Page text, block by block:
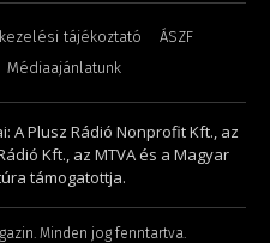
tájékoztató
ÁSZF
Médiaajánlatunk
A Plusz Rádió Nonprofit Kft., az
Kft., az MTVA és a Magyar
támogatottja.
Minden jog fenntartva.